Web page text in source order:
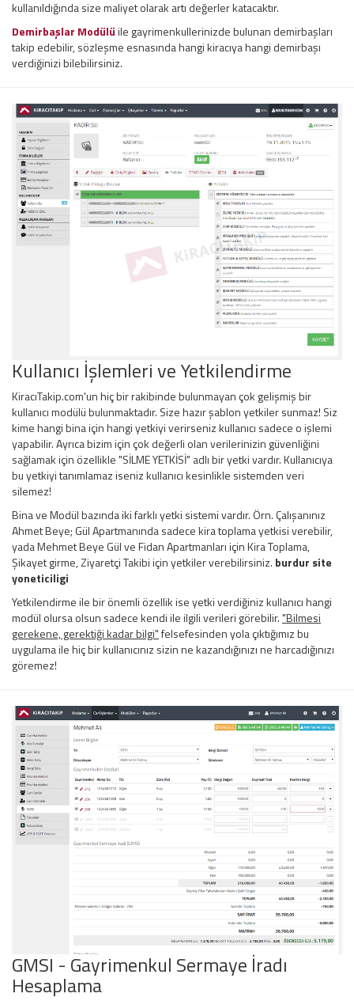
kullanıldığında size maliyet olarak artı değerler katacaktır.
Demirbaşlar Modülüile gayrimenkullerinizde bulunan demirbaşları
takip edebilir, sözleşme esnasında hangi kiracıya hangi demirbaşı
verdiğinizi bilebilirsiniz.
Kullanıcı İşlemleri ve Yetkilendirme
KiracıTakip.com'un hiç bir rakibinde bulunmayan çok gelişmiş bir
kullanıcı modülü bulunmaktadır. Size hazır şablon yetkiler sunmaz! Siz
kime hangi bina için hangi yetkiyi verirseniz kullanıcı sadece o işlemi
yapabilir. Ayrıca bizim için çok değerli olan verilerinizin güvenliğini
sağlamak için özellikle "SİLME YETKİSİ" adlı bir yetki vardır. Kullanıcıya
bu yetkiyi tanımlamaz iseniz kullanıcı kesinlikle sistemden veri
silemez!
Bina ve Modül bazında iki farklı yetki sistemi vardır. Örn. Çalışanınız
Ahmet Beye; Gül Apartmanında sadece kira toplama yetkisi verebilir,
yada Mehmet Beye Gül ve Fidan Apartmanları için Kira Toplama,
Şikayet girme, Ziyaretçi Takibi için yetkiler verebilirsiniz. burdur site
yoneticiligi
Yetkilendirme ile bir önemli özellik ise yetki verdiğiniz kullanıcı hangi
modül olursa olsun sadece kendi ile ilgili verileri görebilir."Bilmesi
gerekene, gerektiği kadar bilgi"felsefesinden yola çıktığımız bu
uygulama ile hiç bir kullanıcınız sizin ne kazandığınızı ne harcadığınızı
göremez!
GMSI - Gayrimenkul Sermaye İradı
Hesaplama